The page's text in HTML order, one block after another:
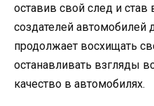
оставив свой след и
создателей автомобилей
продолжает восхищать
останавливать взгляды
качество в автомобилях.